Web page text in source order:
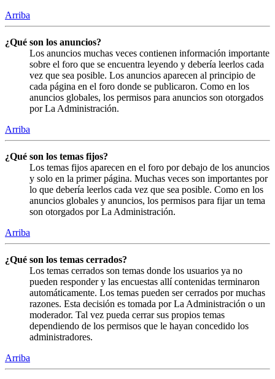
Arriba
¿Qué son los anuncios?
Los anuncios muchas veces contienen información importante
sobre el foro que se encuentra leyendo y debería leerlos cada
vez que sea posible. Los anuncios aparecen al principio de
cada página en el foro donde se publicaron. Como en los
anuncios globales, los permisos para anuncios son otorgados
por La Administración.
Arriba
¿Qué son los temas fijos?
Los temas fijos aparecen en el foro por debajo de los anuncios
y solo en la primer página. Muchas veces son importantes por
lo que debería leerlos cada vez que sea posible. Como en los
anuncios globales y anuncios, los permisos para fijar un tema
son otorgados por La Administración.
Arriba
¿Qué son los temas cerrados?
Los temas cerrados son temas donde los usuarios ya no
pueden responder y las encuestas allí contenidas terminaron
automáticamente. Los temas pueden ser cerrados por muchas
razones. Esta decisión es tomada por La Administración o un
moderador. Tal vez pueda cerrar sus propios temas
dependiendo de los permisos que le hayan concedido los
administradores.
Arriba